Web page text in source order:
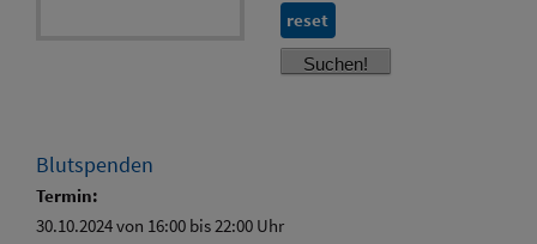
reset
Blutspenden
Termin:
30.10.2024 von 16:00 bis 22:00 Uhr